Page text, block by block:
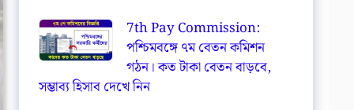
7th Pay Commission:
পশ্চিমবঙ্গে ৭ম বেতন কমিশন
গঠন। কত টাকা বেতন বাড়বে,
সম্ভাব্য হিসাব দেখে নিন